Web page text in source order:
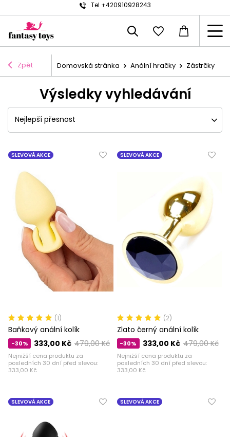
Tel +420910928243
Zpět Domovská stránka Anální hračky Zástrčky
Výsledky vyhledávání
Nejlepší přesnost
SLEVOVÁ AKCE
(1)
Baňkový anální kolík
-30% 479,00 Kč
333,00 Kč
Nejnižší cena produktu za
posledních 30 dní před slevou:
333,00 Kč
SLEVOVÁ AKCE
(2)
Zlato černý anální kolík
-30% 479,00 Kč
333,00 Kč
Nejnižší cena produktu za
posledních 30 dní před slevou:
333,00 Kč
SLEVOVÁ AKCE SLEVOVÁ AKCE